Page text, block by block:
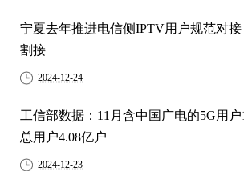
宁夏去年推进电信侧IPTV用户规范对接
割接
2024-12-24
工信部数据：11月含中国广电的5G用
总用户4.08亿户
2024-12-23